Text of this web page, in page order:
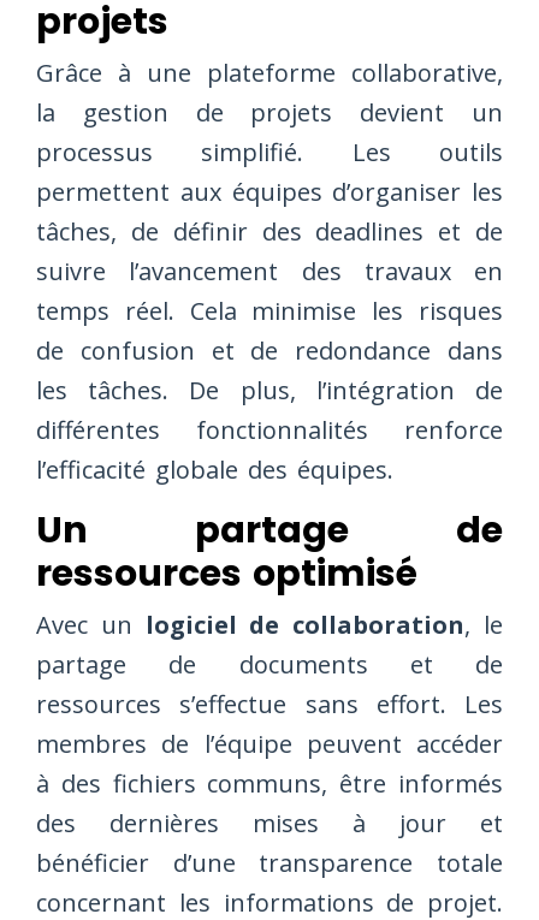
projets
Grâce à une plateforme collaborative,
la gestion de projets devient un
processus simplifié. Les outils
permettent aux équipes d’organiser les
tâches, de définir des deadlines et de
suivre l’avancement des travaux en
temps réel. Cela minimise les risques
de confusion et de redondance dans
les tâches. De plus, l’intégration de
différentes fonctionnalités renforce
l’efficacité globale des équipes.
Un partage de
ressources optimisé
Avec un logiciel de collaboration, le
partage de documents et de
ressources s’effectue sans effort. Les
membres de l’équipe peuvent accéder
à des fichiers communs, être informés
des dernières mises à jour et
bénéficier d’une transparence totale
concernant les informations de projet.